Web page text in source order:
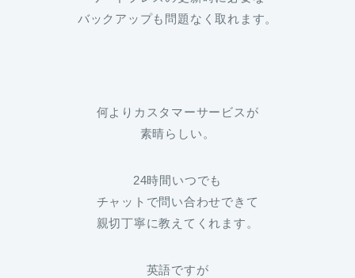
バックアップも問題なく取れます。
何よりカスタマーサービスが
素晴らしい。
24時間いつでも
チャットで問い合わせできて
親切丁寧に教えてくれます。
英語ですが